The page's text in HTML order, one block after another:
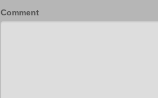
Comment